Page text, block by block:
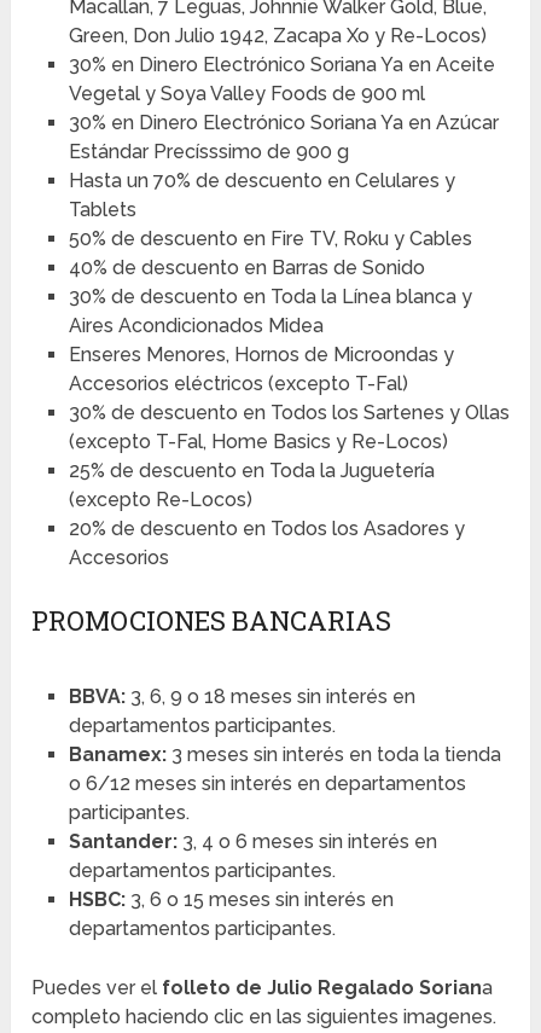
Macallan, 7 Leguas, Johnnie Walker Gold, Blue,
Green, Don Julio 1942, Zacapa Xo y Re-Locos)
30% en Dinero Electrónico Soriana Ya en Aceite
Vegetal y Soya Valley Foods de 900 ml
30% en Dinero Electrónico Soriana Ya en Azúcar
Estándar Precísssimo de 900 g
Hasta un 70% de descuento en Celulares y
Tablets
50% de descuento en Fire TV, Roku y Cables
40% de descuento en Barras de Sonido
30% de descuento en Toda la Línea blanca y
Aires Acondicionados Midea
Enseres Menores, Hornos de Microondas y
Accesorios eléctricos (excepto T-Fal)
30% de descuento en Todos los Sartenes y Ollas
(excepto T-Fal, Home Basics y Re-Locos)
25% de descuento en Toda la Juguetería
(excepto Re-Locos)
20% de descuento en Todos los Asadores y
Accesorios
PROMOCIONES BANCARIAS
BBVA: 3, 6, 9 o 18 meses sin interés en
departamentos participantes.
Banamex: 3 meses sin interés en toda la tienda
o 6/12 meses sin interés en departamentos
participantes.
Santander: 3, 4 o 6 meses sin interés en
departamentos participantes.
HSBC: 3, 6 o 15 meses sin interés en
departamentos participantes.
Puedes ver el folleto de Julio Regalado Soriana
completo haciendo clic en las siguientes imagenes.